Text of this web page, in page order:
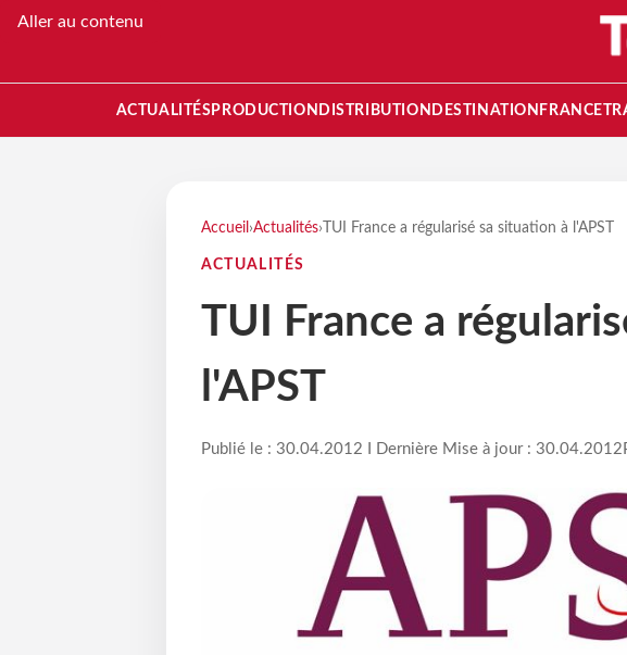
Aller au contenu
ACTUALITÉS PRODUCTION DISTRIBUTION DESTINATION FRANCE
Accueil ›Actualités› TUI France a régularisé sa situation à l'APST
ACTUALITÉS
TUI France a
l'APST
Publié le : 30.04.2012 I Dernière Mise à jour : 30.04.2012